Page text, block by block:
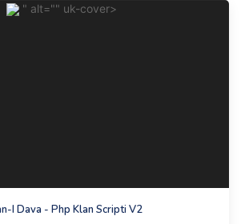
" alt="" uk-cover>
I Dava - Php Klan Scripti V2